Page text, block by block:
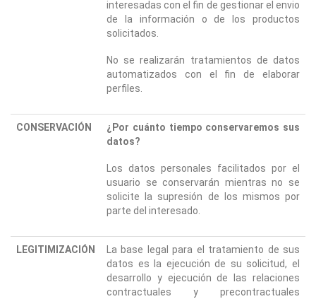
interesadas con el fin de gestionar el envio
de la información o de los productos
solicitados.
No se realizarán tratamientos de datos
automatizados con el fin de elaborar
perfiles.
CONSERVACIÓN
¿Por cuánto tiempo conservaremos sus
datos?
Los datos personales facilitados por el
usuario se conservarán mientras no se
solicite la supresión de los mismos por
parte del interesado.
LEGITIMIZACIÓN
La base legal para el tratamiento de sus
datos es la ejecución de su solicitud, el
desarrollo y ejecución de las relaciones
contractuales y precontractuales